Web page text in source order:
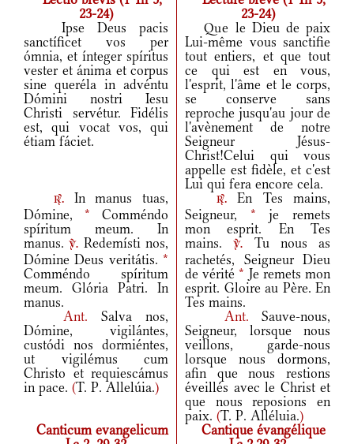
23-24)
23-24)
Ipse Deus pacis
sanctíficet vos per
ómnia, et ínteger spíritus
vester et ánima et corpus
sine queréla in advéntu
Dómini nostri Iesu
Christi servétur. Fidélis
est, qui vocat vos, qui
étiam fáciet.
Que le Dieu de paix
Lui-même vous sanctifie
tout entiers, et que tout
ce qui est en vous,
l'esprit, l'âme et le corps,
se conserve sans
reproche jusqu'au jour de
l'avènement de notre
Seigneur Jésus-
Christ!Celui qui vous
appelle est fidèle, et c'est
Lui qui fera encore cela.
r.
In manus tuas,
Dómine, * Comméndo
spíritum meum. In
manus.v. Redemísti nos,
Dómine Deus veritátis. *
Comméndo spíritum
meum. Glória Patri. In
manus.
r.
En Tes mains,
Seigneur, * je remets
mon esprit. En Tes
mains.v.
Tu nous as
rachetés, Seigneur Dieu
de vérité * Je remets mon
esprit. Gloire au Père. En
Tes mains.
Ant.Salva nos,
Dómine, vigilántes,
custódi nos dormiéntes,
ut vigilémus cum
Christo et requiescámus
in pace. (T. P. Allelúia.)
Ant. Sauve-nous,
Seigneur, lorsque nous
veillons, garde-nous
lorsque nous dormons,
afin que nous restions
éveillés avec le Christ et
que nous reposions en
paix. (T. P. Alléluia.)
Canticum evangelicum
Cantique évangélique